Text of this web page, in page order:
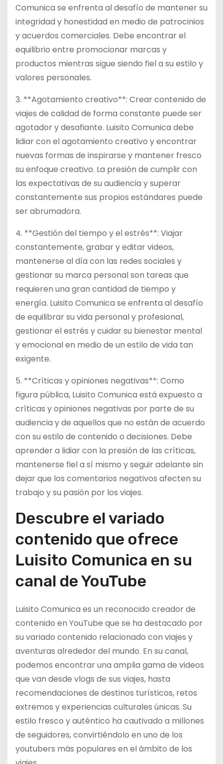
Comunica se enfrenta al desafío de mantener su
integridad y honestidad en medio de patrocinios
y acuerdos comerciales. Debe encontrar el
equilibrio entre promocionar marcas y
productos mientras sigue siendo fiel a su estilo y
valores personales.
3. **Agotamiento creativo**: Crear contenido de
viajes de calidad de forma constante puede ser
agotador y desafiante. Luisito Comunica debe
lidiar con el agotamiento creativo y encontrar
nuevas formas de inspirarse y mantener fresco
su enfoque creativo. La presión de cumplir con
las expectativas de su audiencia y superar
constantemente sus propios estándares puede
ser abrumadora.
4. **Gestión del tiempo y el estrés**: Viajar
constantemente, grabar y editar videos,
mantenerse al día con las redes sociales y
gestionar su marca personal son tareas que
requieren una gran cantidad de tiempo y
energía. Luisito Comunica se enfrenta al desafío
de equilibrar su vida personal y profesional,
gestionar el estrés y cuidar su bienestar mental
y emocional en medio de un estilo de vida tan
exigente.
5. **Críticas y opiniones negativas**: Como
figura pública, Luisito Comunica está expuesto a
críticas y opiniones negativas por parte de su
audiencia y de aquellos que no están de acuerdo
con su estilo de contenido o decisiones. Debe
aprender a lidiar con la presión de las críticas,
mantenerse fiel a sí mismo y seguir adelante sin
dejar que los comentarios negativos afecten su
trabajo y su pasión por los viajes.
Descubre el variado
contenido que ofrece
Luisito Comunica en su
canal de YouTube
Luisito Comunica es un reconocido creador de
contenido en YouTube que se ha destacado por
su variado contenido relacionado con viajes y
aventuras alrededor del mundo. En su canal,
podemos encontrar una amplia gama de videos
que van desde vlogs de sus viajes, hasta
recomendaciones de destinos turísticos, retos
extremos y experiencias culturales únicas. Su
estilo fresco y auténtico ha cautivado a millones
de seguidores, convirtiéndolo en uno de los
youtubers más populares en el ámbito de los